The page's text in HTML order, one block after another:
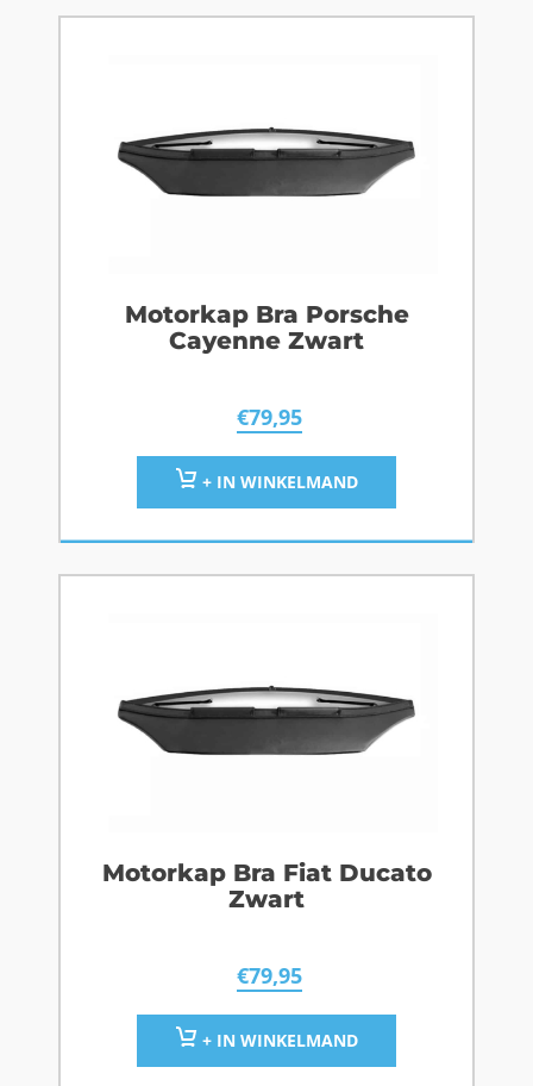
Motorkap Bra Porsche
Cayenne Zwart
€79,95
+ IN WINKELMAND
Motorkap Bra Fiat Ducato
Zwart
€79,95
+ IN WINKELMAND